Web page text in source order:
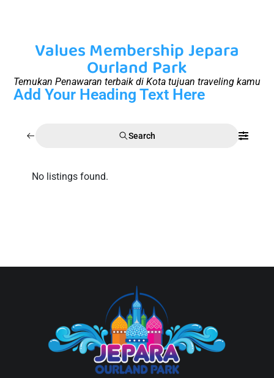
Values Membership Jepara
Ourland Park
Temukan Penawaran terbaik di Kota tujuan traveling kamu
Add Your Heading Text Here
Search
No listings found.